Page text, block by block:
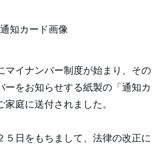
マイナンバー制度が始まり、その
ーをお知らせする紙製の「通知カ
庭に送付されました。
５日をもちまして、法律の改正に